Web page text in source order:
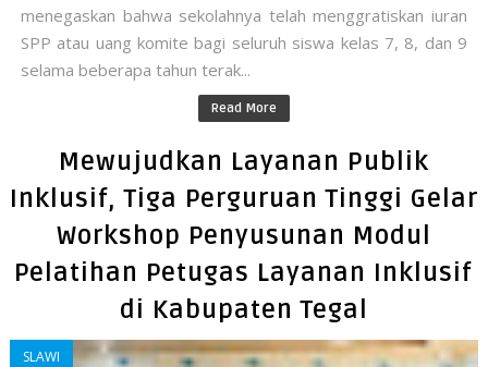
menegaskan bahwa sekolahnya telah menggratiskan iuran
SPP atau uang komite bagi seluruh siswa kelas 7, 8, dan 9
selama beberapa tahun terak...
Read More
​Mewujudkan Layanan Publik
Inklusif, Tiga Perguruan Tinggi Gelar
Workshop Penyusunan Modul
Pelatihan Petugas Layanan Inklusif
di Kabupaten Tegal
SLAWI